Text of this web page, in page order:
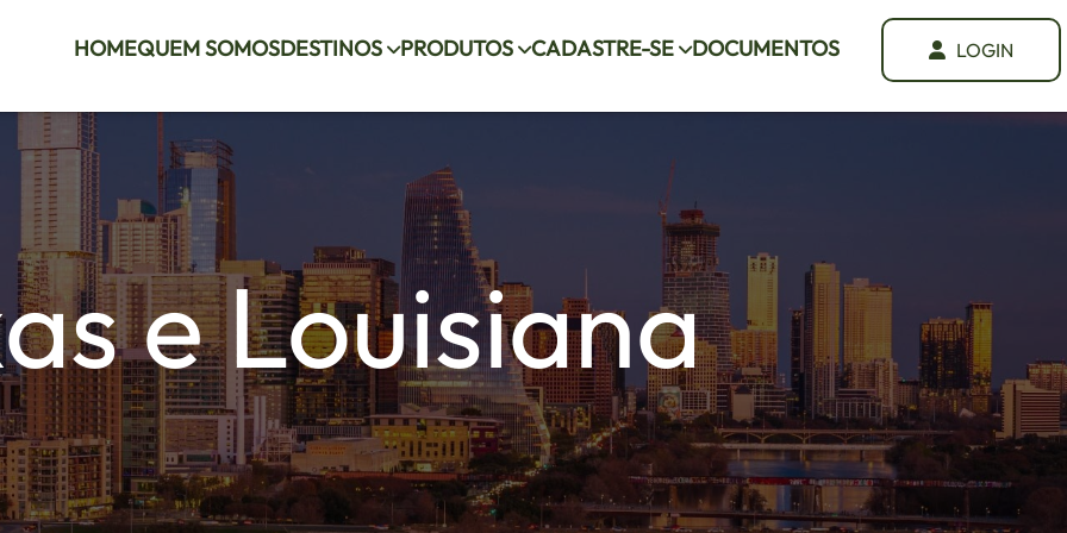
HOMEQUEM SOMOSDESTINOS PRODUTOS CADASTRE-SE DOCUMENTOS LOGIN
e Louisiana